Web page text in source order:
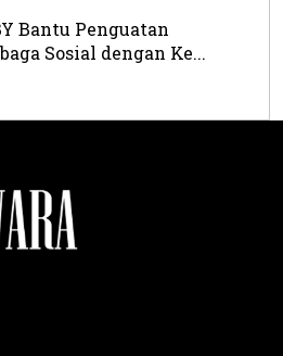
Bantu Penguatan
Sosial dengan Ke...